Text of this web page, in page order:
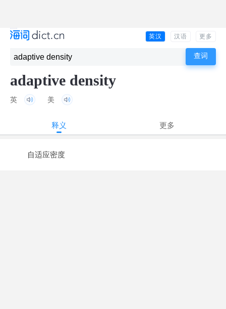
英汉 汉语 更多
adaptive density
英 美
释义 更多
自适应密度